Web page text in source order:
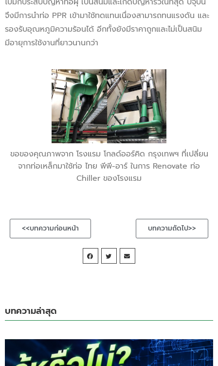
จึงมีการนำท่อ PPR เข้ามาใช้ทดแทนเนื่องสามารถทนแรงดัน และ
รองรับอุณหภูมิความร้อนได้ อีกทั้งยังมีราคาถูกและไม่เป็นสนิม
มีอายุการใช้งานที่ยาวนานกว่า
ขอของคุณภาพจาก โรงแรม โกลด์ออร์คิด กรุงเทพฯ ที่เปลี่ยน
จากท่อเหล็กมาใช้ท่อ ไทย พีพี-อาร์ ในการ Renovate ท่อ
Chiller ของโรงแรม
<<บทความก่อนหน้า บทความถัดไป>>
บทความล่าสุด